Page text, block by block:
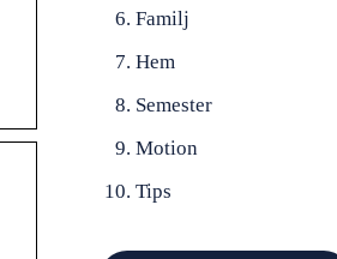
Familj
Hem
Semester
Motion
Tips